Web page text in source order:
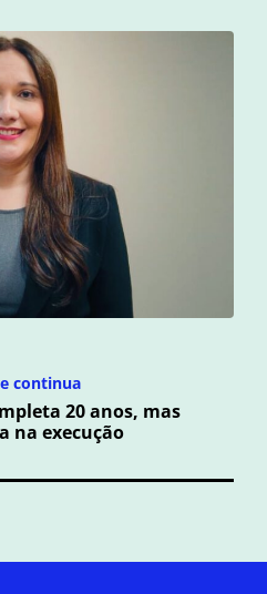
continua
20 anos, mas
na execução